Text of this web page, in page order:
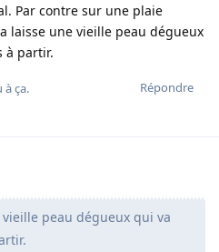
Par contre sur une plaie
laisse une vieille peau dégueux
à partir.
Répondre
à ça.
vieille peau dégueux qui va